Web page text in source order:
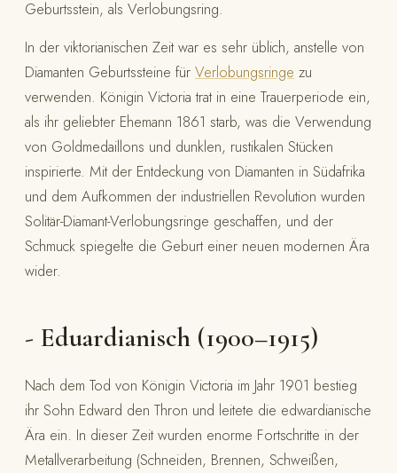
Geburtsstein, als Verlobungsring.
In der viktorianischen Zeit war es sehr üblich, anstelle von
Diamanten Geburtssteine für Verlobungsringe zu
verwenden. Königin Victoria trat in eine Trauerperiode ein,
als ihr geliebter Ehemann 1861 starb, was die Verwendung
von Goldmedaillons und dunklen, rustikalen Stücken
inspirierte. Mit der Entdeckung von Diamanten in Südafrika
und dem Aufkommen der industriellen Revolution wurden
Solitär-Diamant-Verlobungsringe geschaffen, und der
Schmuck spiegelte die Geburt einer neuen modernen Ära
wider.
- Eduardianisch (1900–1915)
Nach dem Tod von Königin Victoria im Jahr 1901 bestieg
ihr Sohn Edward den Thron und leitete die edwardianische
Ära ein. In dieser Zeit wurden enorme Fortschritte in der
Metallverarbeitung (Schneiden, Brennen, Schweißen,